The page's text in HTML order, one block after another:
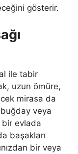
gösterir.
ile tabir
uzun ömüre,
mirasa da
veya
bir evlada
başakları
bir veya